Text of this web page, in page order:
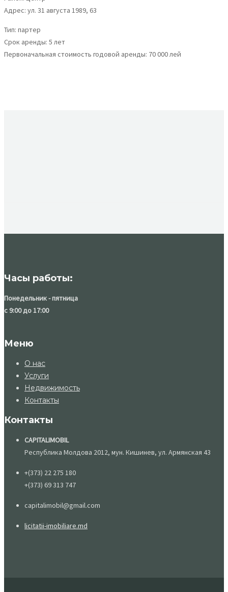
Адрес: ул. 31 августа 1989, 63
Тип: партер
Срок аренды: 5 лет
Первоначальная стоимость годовой аренды: 70 000 лей
Часы работы:
Понедельник - пятница
с 9:00 до 17:00
Меню
О нас
Услуги
Недвижимость
Контакты
Контакты
CAPITALIMOBIL
Республика Молдова 2012, мун. Кишинев, ул. Армянская 43
+(373) 22 275 180
+(373) 69 313 747
capitalimobil@gmail.com
licitatii-imobiliare.md